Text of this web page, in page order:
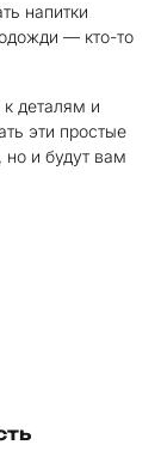
напитки
— кто-то
деталям и
эти простые
и будут вам